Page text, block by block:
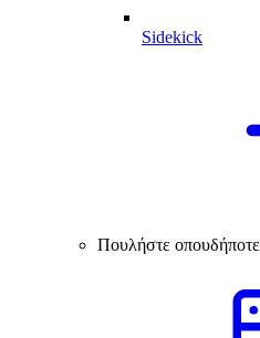
Sidekick
Πουλήστε οπουδήποτε